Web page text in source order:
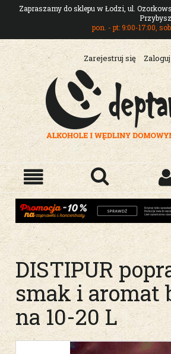
Zapraszamy do sklepu w Łodzi, ul.
pon. - pt: 9:00-17:00,
Zarejestruj się
DISTIPUR
smak i aromat
na 10-20 L